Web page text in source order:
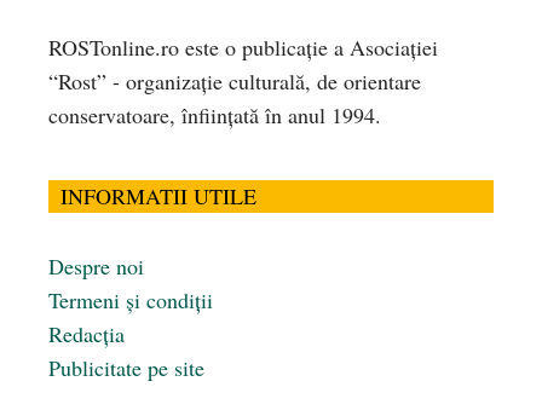
ROSTonline.ro este o publicaţie a Asociaţiei
“Rost” - organizaţie culturală, de orientare
conservatoare, înfiinţată în anul 1994.
INFORMATII UTILE
Despre noi
Termeni și condiții
Redacția
Publicitate pe site